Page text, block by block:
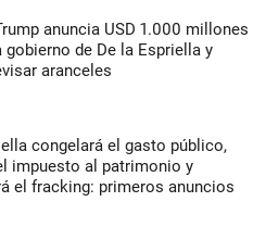
anuncia USD 1.000 millones
gobierno de De la Espriella y
aranceles
congelará el gasto público,
impuesto al patrimonio y
el fracking: primeros anuncios